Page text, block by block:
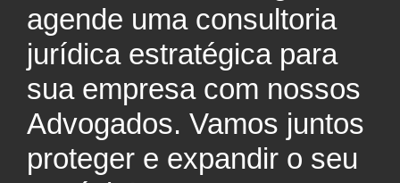
agende uma consultoria
jurídica estratégica para
sua empresa com nossos
Advogados. Vamos juntos
proteger e expandir o seu